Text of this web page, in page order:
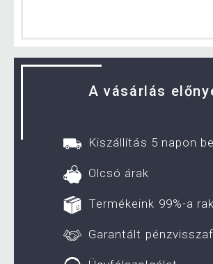
A vásárlás
Kiszállítás 5 napon
Olcsó árak
Termékeink 99%-a
Garantált